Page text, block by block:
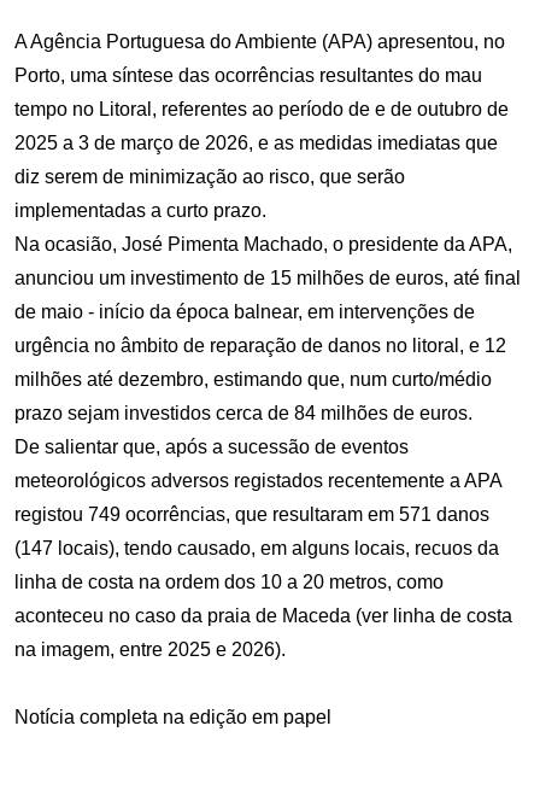
A Agência Portuguesa do Ambiente (APA) apresentou, no
Porto, uma síntese das ocorrências resultantes do mau
tempo no Litoral, referentes ao período de e de outubro de
2025 a 3 de março de 2026, e as medidas imediatas que
diz serem de minimização ao risco, que serão
implementadas a curto prazo.
Na ocasião, José Pimenta Machado, o presidente da APA,
anunciou um investimento de 15 milhões de euros, até final
de maio - início da época balnear, em intervenções de
urgência no âmbito de reparação de danos no litoral, e 12
milhões até dezembro, estimando que, num curto/médio
prazo sejam investidos cerca de 84 milhões de euros.
De salientar que, após a sucessão de eventos
meteorológicos adversos registados recentemente a APA
registou 749 ocorrências, que resultaram em 571 danos
(147 locais), tendo causado, em alguns locais, recuos da
linha de costa na ordem dos 10 a 20 metros, como
aconteceu no caso da praia de Maceda (ver linha de costa
na imagem, entre 2025 e 2026).
Notícia completa na edição em papel